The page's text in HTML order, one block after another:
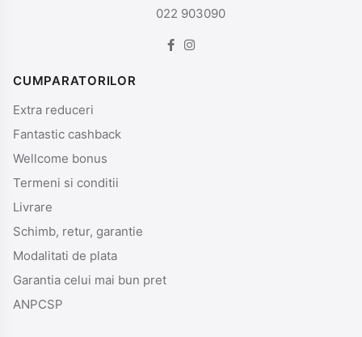
022 903090
CUMPARATORILOR
Extra reduceri
Fantastic cashback
Wellcome bonus
Termeni si conditii
Livrare
Schimb, retur, garantie
Modalitati de plata
Garantia celui mai bun pret
ANPCSP